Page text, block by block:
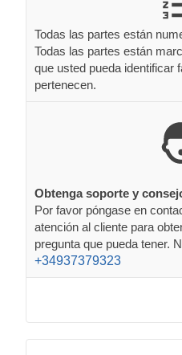
Todas las partes están
Todas las partes están
que usted pueda identificar
pertenecen.
Obtenga soporte y
Por favor póngase en
atención al cliente para
pregunta que pueda tener.
+34937379323